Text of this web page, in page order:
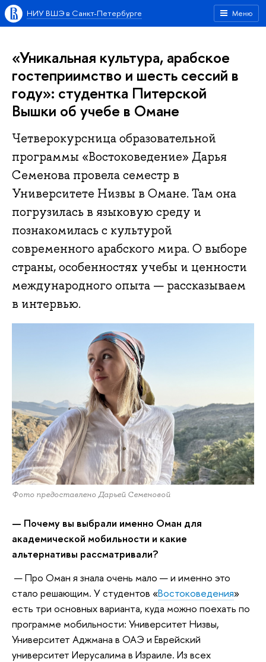
Меню
НИУ ВШЭ в Санкт-Петербурге
«Уникальная культура, арабское
гостеприимство и шесть сессий в
году»: студентка Питерской
Вышки об учебе в Омане
Четверокурсница образовательной
программы «Востоковедение» Дарья
Семенова провела семестр в
Университете Низвы в Омане. Там она
погрузилась в языковую среду и
познакомилась с культурой
современного арабского мира. О выборе
страны, особенностях учебы и ценности
международного опыта — рассказываем
в интервью.
Фото предоставлено Дарьей Семеновой
— Почему вы выбрали именно Оман для
академической мобильности и какие
альтернативы рассматривали?
— Про Оман я знала очень мало — и именно это
стало решающим. У студентов «Востоковедения»
есть три основных варианта, куда можно поехать по
программе мобильности: Университет Низвы,
Университет Аджмана в ОАЭ и Еврейский
университет Иерусалима в Израиле. Из всех